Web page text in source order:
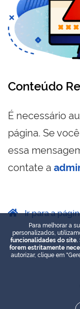
Conteúdo
É necessário
página. Se
essa
contate a
Ir para a
Para melhorar a
personalizados,
funcionalidades do site.
forem estritamente
autorizar, clique em